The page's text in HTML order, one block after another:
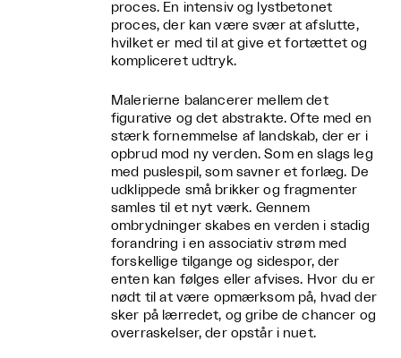
proces. En intensiv og lystbetonet
proces, der kan være svær at afslutte,
hvilket er med til at give et fortættet og
kompliceret udtryk.
Malerierne balancerer mellem det
figurative og det abstrakte. Ofte med en
stærk fornemmelse af landskab, der er i
opbrud mod ny verden. Som en slags leg
med puslespil, som savner et forlæg. De
udklippede små brikker og fragmenter
samles til et nyt værk. Gennem
ombrydninger skabes en verden i stadig
forandring i en associativ strøm med
forskellige tilgange og sidespor, der
enten kan følges eller afvises. Hvor du er
nødt til at være opmærksom på, hvad der
sker på lærredet, og gribe de chancer og
overraskelser, der opstår i nuet.